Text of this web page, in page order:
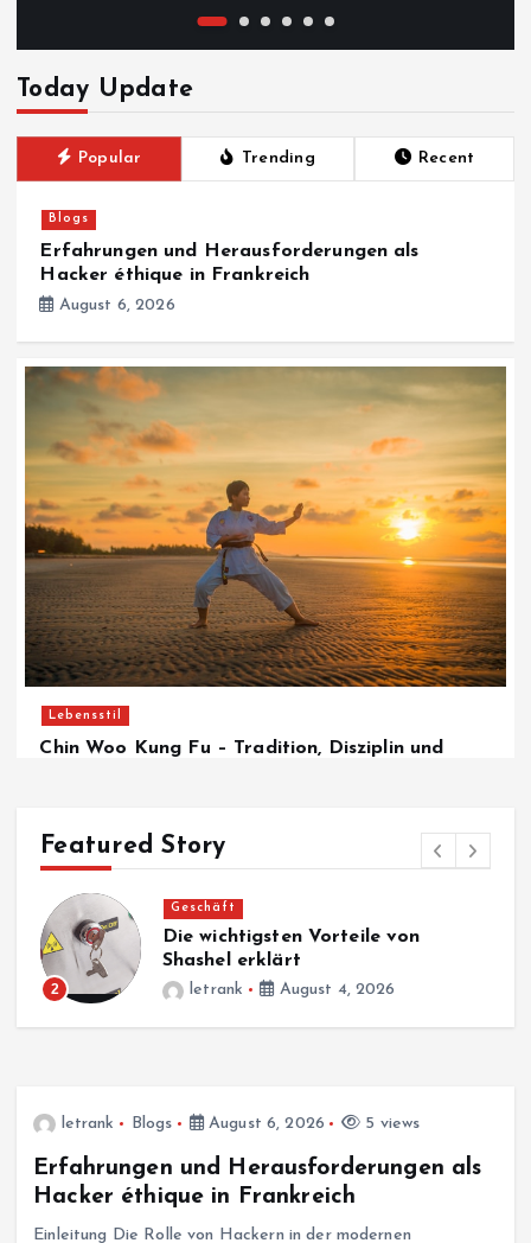
Today Update
Popular Trending Recent
Blogs
Erfahrungen und Herausforderungen als
Hacker éthique in Frankreich
August 6, 2026
Lebensstil
Chin Woo Kung Fu – Tradition, Disziplin und
Featured Story
Blogs
Meilleures entreprises de climatisation mobile à
Genève en 2026
letrank July 28, 2026
letrank Blogs August 6, 2026 5 views
Erfahrungen und Herausforderungen als
Hacker éthique in Frankreich
Einleitung Die Rolle von Hackern in der modernen